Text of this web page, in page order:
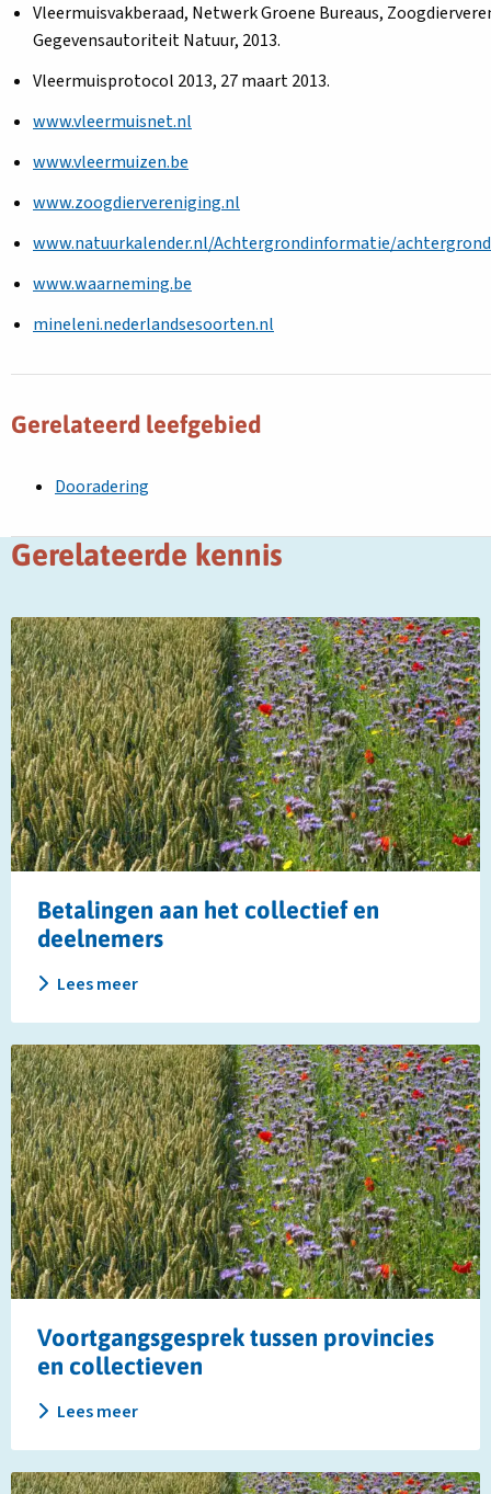
Vleermuisvakberaad, Netwerk Groene Bureaus,
Gegevensautoriteit Natuur, 2013.
Vleermuisprotocol 2013, 27 maart 2013.
www.vleermuisnet.nl
www.vleermuizen.be
www.zoogdiervereniging.nl
www.natuurkalender.nl/Achtergrondinformatie/
www.waarneming.be
mineleni.nederlandsesoorten.nl
Gerelateerd leefgebied
Dooradering
Gerelateerde kennis
Betalingen aan het collectief en
deelnemers
Lees meer
Lees
meer
over
Betalingen
aan
het
collectief
en
deelnemers
Voortgangsgesprek tussen provincies
en collectieven
Lees meer
Lees
meer
over
Voortgangsgesprek
tussen
provincies
en
collectieven
Lees